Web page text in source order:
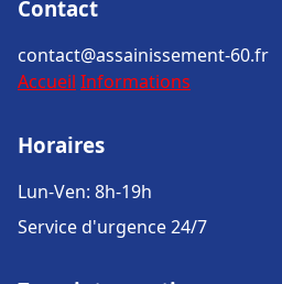
Contact
contact@assainissement-60.fr
Accueil Informations
Horaires
Lun-Ven: 8h-19h
Service d'urgence 24/7